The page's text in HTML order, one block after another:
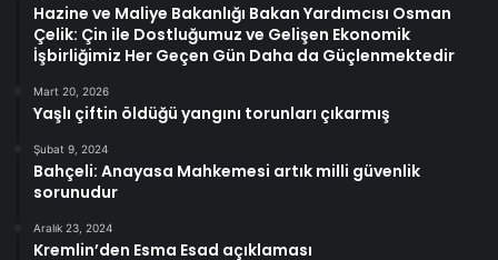
Hazine ve Maliye Bakanlığı Bakan Yardımcısı Osman
Çelik: Çin ile Dostluğumuz ve Gelişen Ekonomik
İşbirliğimiz Her Geçen Gün Daha da Güçlenmektedir
Mart 20, 2026
Yaşlı çiftin öldüğü yangını torunları çıkarmış
Şubat 9, 2024
Bahçeli: Anayasa Mahkemesi artık milli güvenlik
sorunudur
Aralık 23, 2024
Kremlin’den Esma Esad açıklaması